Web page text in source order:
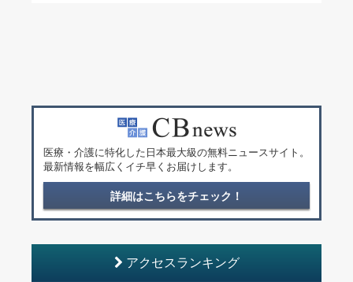
医療・介護に特化した日本最大級の無料ニュースサイト。
最新情報を幅広くイチ早くお届けします。
詳細はこちらをチェック！
アクセスランキング